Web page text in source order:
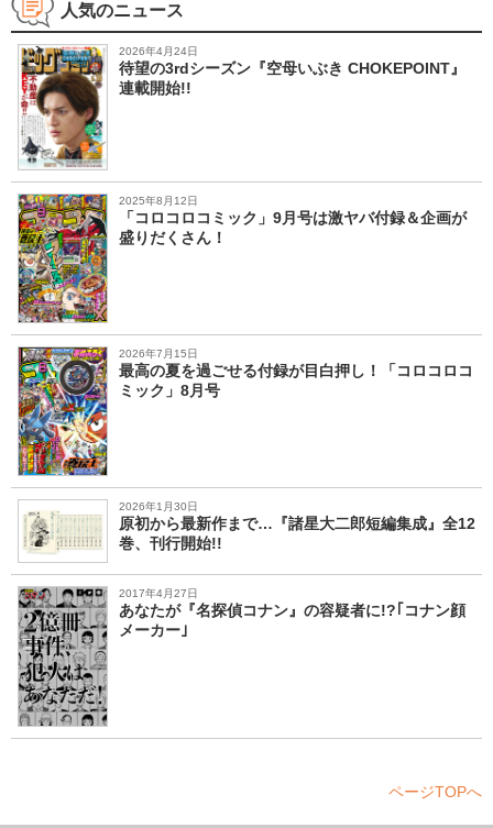
人気のニュース
2026年4月24日
待望の3rdシーズン『空母いぶき CHOKEPOINT』
連載開始!!
2025年8月12日
「コロコロコミック」9月号は激ヤバ付録＆企画が
盛りだくさん！
2026年7月15日
最高の夏を過ごせる付録が目白押し！「コロコロコ
ミック」8月号
2026年1月30日
原初から最新作まで…『諸星大二郎短編集成』全12
巻、刊行開始!!
2017年4月27日
あなたが『名探偵コナン』の容疑者に!?｢コナン顔
メーカー｣
ページTOPへ